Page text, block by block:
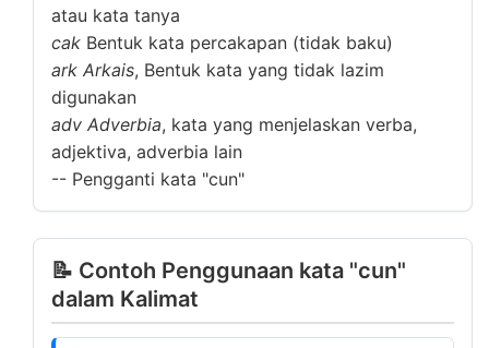
atau kata tanya
cak Bentuk kata percakapan (tidak baku)
ark Arkais, Bentuk kata yang tidak lazim
digunakan
adv Adverbia, kata yang menjelaskan verba,
adjektiva, adverbia lain
-- Pengganti kata "cun"
📝 Contoh Penggunaan kata "cun"
dalam Kalimat